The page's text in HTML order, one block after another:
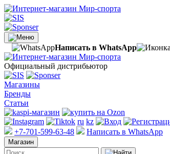
Написать в WhatsApp
Официальный дистрибьютор
Магазины
Бренды
Статьи
ru kz
+7-701-599-63-48
Написать в WhatsApp
Магазин